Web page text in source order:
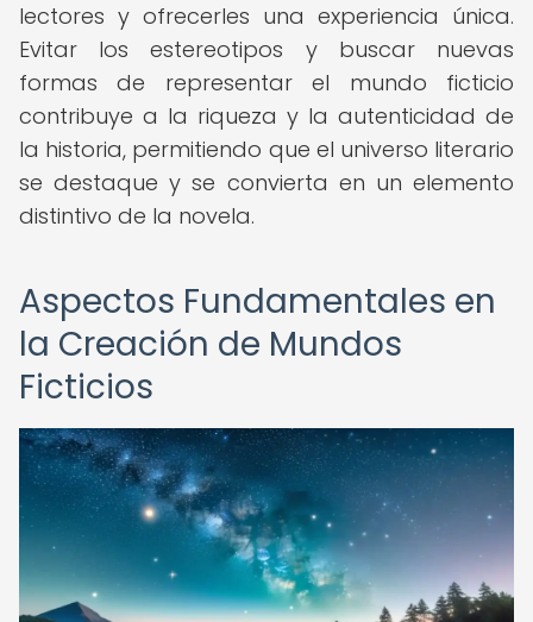
lectores y ofrecerles una experiencia única.
Evitar los estereotipos y buscar nuevas
formas de representar el mundo ficticio
contribuye a la riqueza y la autenticidad de
la historia, permitiendo que el universo literario
se destaque y se convierta en un elemento
distintivo de la novela.
Aspectos Fundamentales en
la Creación de Mundos
Ficticios